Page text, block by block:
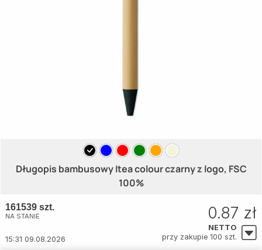
Długopis bambusowy Itea colour czarny z logo, FSC
100%
161539 szt.
NA STANIE
15:31 09.08.2026
0.87 zł
NETTO
przy zakupie 100 szt.